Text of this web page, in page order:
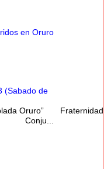
en Oruro
(Sabado de
Oruro” Fraternidad
Conju...